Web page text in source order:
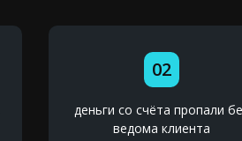
02
деньги со счёта пропали
ведома клиента